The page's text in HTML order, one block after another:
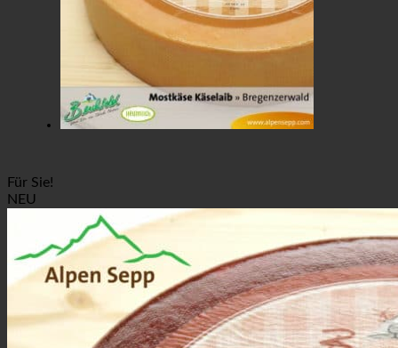
Für Sie!
NEU